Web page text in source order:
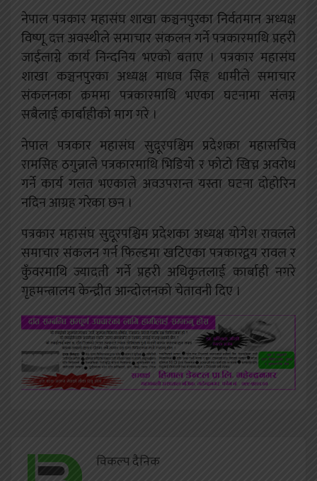
नेपाल पत्रकार महासंघ शाखा कञ्चनपुरका निर्वतमान अध्यक्ष
विष्णू दत्त अवस्थीले समाचार संकलन गर्ने पत्रकारमाथि प्रहरी
जाईलाग्ने कार्य निन्दनिय भएको बताए । पत्रकार महासंघ
शाखा कञ्चनपुरका अध्यक्ष माधव सिह धामीले समाचार
संकलनका क्रममा पत्रकारमाथि भएका घटनामा संलग्न
सबैलाई कार्बाहीको माग गरे ।
नेपाल पत्रकार महासंघ सुदूरपश्चिम प्रदेशका महासचिव
रामसिह ठगुन्नाले पत्रकारमाथि भिडियो र फोटो खिच्न अवरोध
गर्ने कार्य गलत भएकाले अवउपरान्त यस्ता घटना दोहोरिन
नदिन आग्रह गरेका छन ।
पत्रकार महासंघ सुदूरपश्चिम प्रदेशका अध्यक्ष योगेश रावलले
समाचार संकलन गर्न फिल्डमा खटिएका पत्रकारद्वय रावल र
कुँवरमाथि ज्यादती गर्ने प्रहरी अधिकृतलाई कार्बाही नगरे
गृहमन्त्रालय केन्द्रीत आन्दोलनको चेतावनी दिए ।
विकल्प दैनिक